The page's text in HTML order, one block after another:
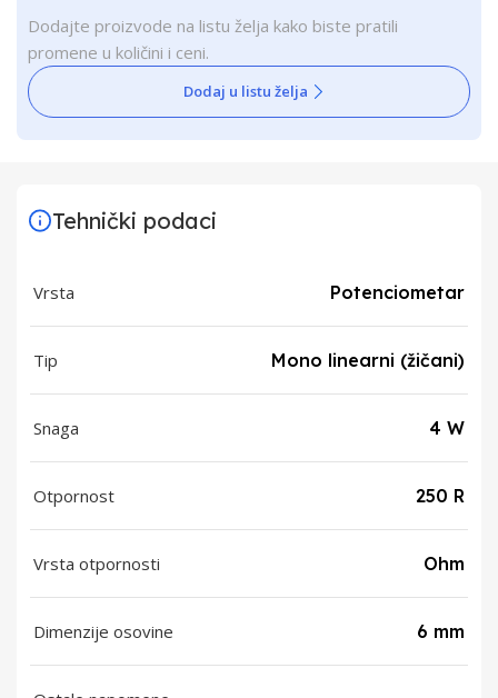
Dodajte proizvode na listu želja kako biste pratili
promene u količini i ceni.
Dodaj u listu želja
Tehnički podaci
Vrsta Potenciometar
Tip Mono linearni (žičani)
Snaga 4 W
Otpornost 250 R
Vrsta otpornosti Ohm
Dimenzije osovine 6 mm